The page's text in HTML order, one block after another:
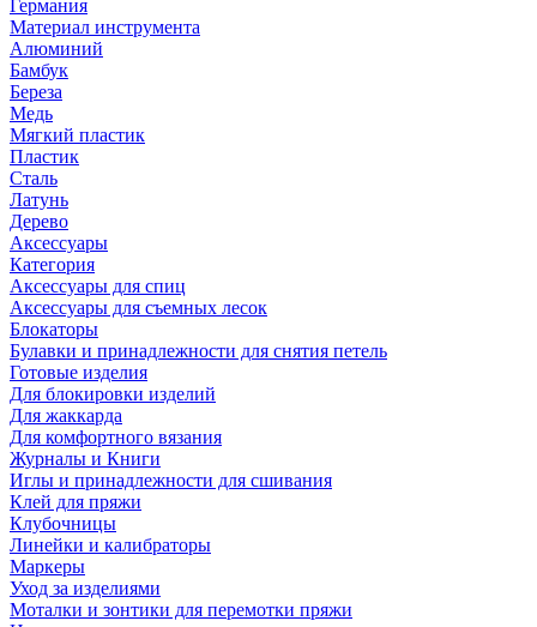
Германия
Материал инструмента
Алюминий
Бамбук
Береза
Медь
Мягкий пластик
Пластик
Сталь
Латунь
Дерево
Аксессуары
Категория
Аксессуары для спиц
Аксессуары для съемных лесок
Блокаторы
Булавки и принадлежности для снятия петель
Готовые изделия
Для блокировки изделий
Для жаккарда
Для комфортного вязания
Журналы и Книги
Иглы и принадлежности для сшивания
Клей для пряжи
Клубочницы
Линейки и калибраторы
Маркеры
Уход за изделиями
Моталки и зонтики для перемотки пряжи